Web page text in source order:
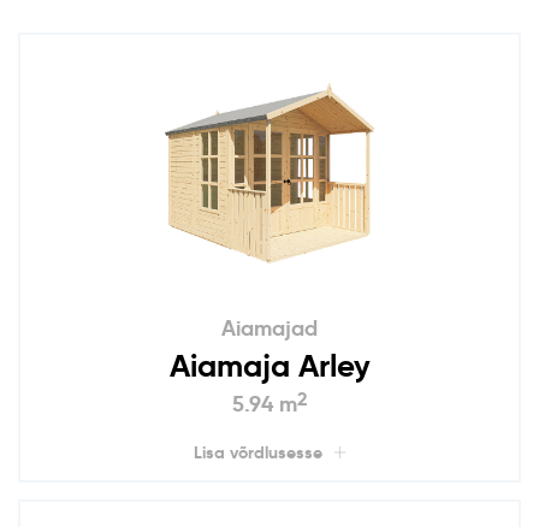
Aiamajad
Aiamaja Arley
5.94 m2
Lisa võrdlusesse